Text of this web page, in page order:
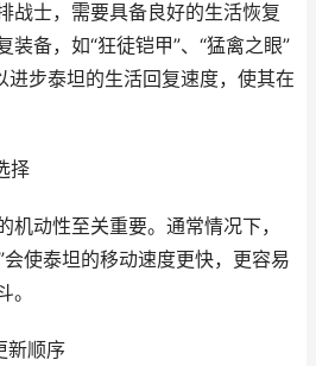
战士，需要具备良好的生活恢复
装备，如“狂徒铠甲”、“猛禽之眼”
进步泰坦的生活回复速度，使其在
择
机动性至关重要。通常情况下，
会使泰坦的移动速度更快，更容易
。
新顺序